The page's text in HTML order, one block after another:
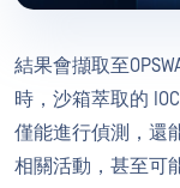
結果會擷取至
時，沙箱萃取的
僅能進行偵測，還
相關活動，甚至可